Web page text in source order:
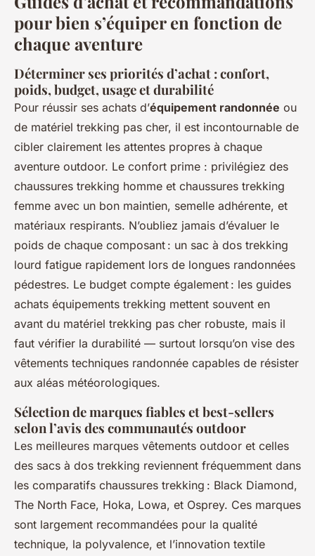
pour bien s’équiper en fonction de
chaque aventure
Déterminer ses priorités d’achat : confort,
poids, budget, usage et durabilité
Pour réussir ses achats d’équipement randonnée ou
de matériel trekking pas cher, il est incontournable de
cibler clairement les attentes propres à chaque
aventure outdoor. Le confort prime : privilégiez des
chaussures trekking homme et chaussures trekking
femme avec un bon maintien, semelle adhérente, et
matériaux respirants. N’oubliez jamais d’évaluer le
poids de chaque composant : un sac à dos trekking
lourd fatigue rapidement lors de longues randonnées
pédestres. Le budget compte également : les guides
achats équipements trekking mettent souvent en
avant du matériel trekking pas cher robuste, mais il
faut vérifier la durabilité — surtout lorsqu’on vise des
vêtements techniques randonnée capables de résister
aux aléas météorologiques.
Sélection de marques fiables et best-sellers
selon l’avis des communautés outdoor
Les meilleures marques vêtements outdoor et celles
des sacs à dos trekking reviennent fréquemment dans
les comparatifs chaussures trekking : Black Diamond,
The North Face, Hoka, Lowa, et Osprey. Ces marques
sont largement recommandées pour la qualité
technique, la polyvalence, et l’innovation textile